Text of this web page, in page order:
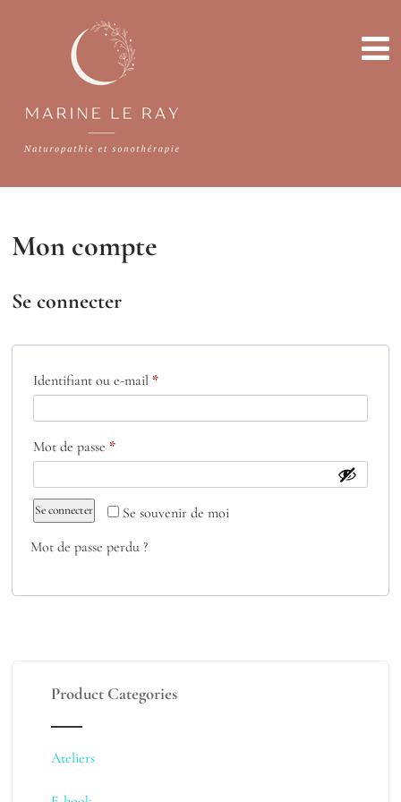
Mon compte
Se connecter
Identifiant ou e-mail *
Mot de passe *
Se souvenir de moi
Se connecter
Mot de passe perdu ?
Product Categories
Ateliers